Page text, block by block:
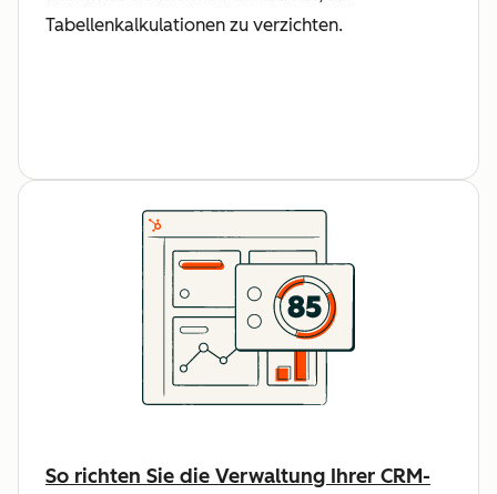
Tabellenkalkulationen zu verzichten.
So richten Sie die Verwaltung Ihrer CRM-